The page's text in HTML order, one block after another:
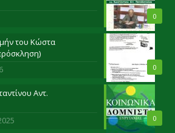
0
0
του Κώστα
0
Αντ.